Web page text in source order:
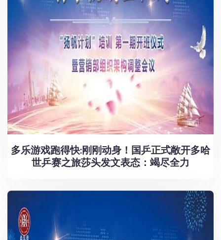
多乐游戏跑得快:刚刚动身！国乒正式敞开多哈
世乒赛之旅莎头发文表态：竭尽全力